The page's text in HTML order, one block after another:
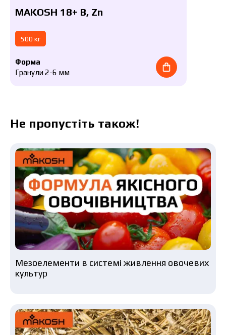
MAKOSH 18+ B, Zn
500 кг
Форма
Гранули 2-6 мм
Не пропустіть також!
Мезоелементи в системі живлення овочевих
культур